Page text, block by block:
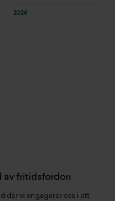
2024
av fritidsfordon
där vi engagerar oss i att